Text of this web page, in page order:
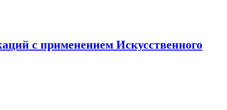
с применением Искусственного